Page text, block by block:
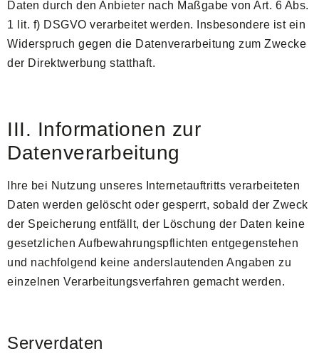
Daten durch den Anbieter nach Maßgabe von Art. 6 Abs.
1 lit. f) DSGVO verarbeitet werden. Insbesondere ist ein
Widerspruch gegen die Datenverarbeitung zum Zwecke
der Direktwerbung statthaft.
III. Informationen zur
Datenverarbeitung
Ihre bei Nutzung unseres Internetauftritts verarbeiteten
Daten werden gelöscht oder gesperrt, sobald der Zweck
der Speicherung entfällt, der Löschung der Daten keine
gesetzlichen Aufbewahrungspflichten entgegenstehen
und nachfolgend keine anderslautenden Angaben zu
einzelnen Verarbeitungsverfahren gemacht werden.
Serverdaten